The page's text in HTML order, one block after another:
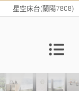
星空床台(蘭陽7808)